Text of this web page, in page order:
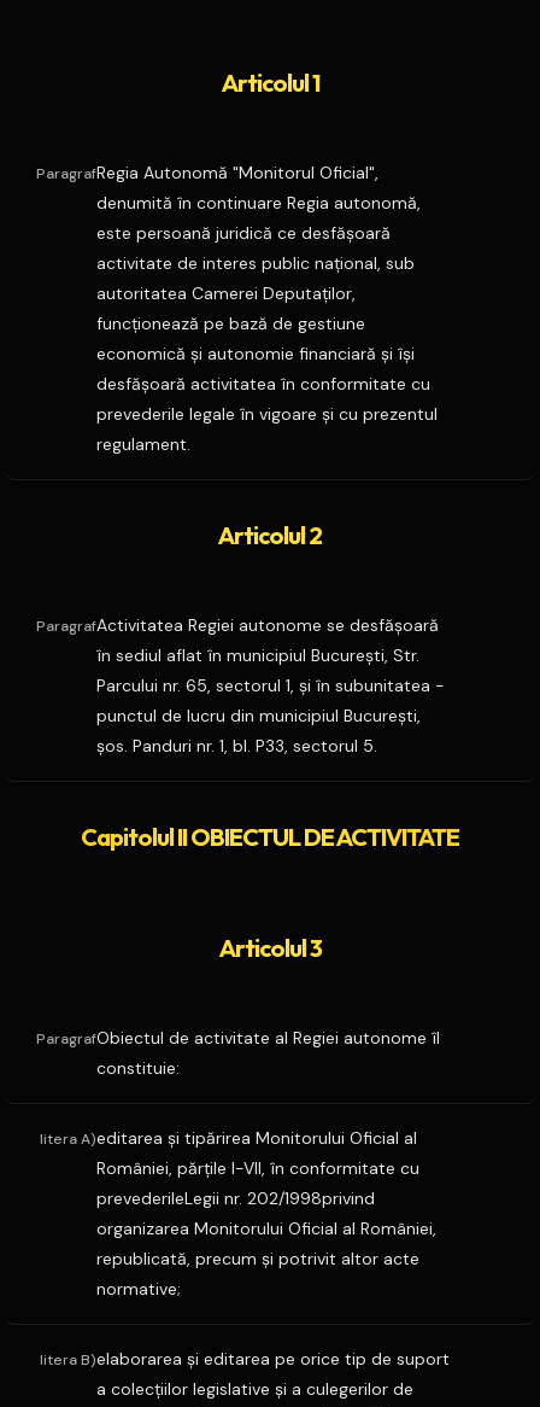
Articolul 1
ParagrafRegia Autonomă "Monitorul Oficial",
denumită în continuare Regia autonomă,
este persoană juridică ce desfăşoară
activitate de interes public naţional, sub
autoritatea Camerei Deputaţilor,
funcţionează pe bază de gestiune
economică şi autonomie financiară şi îşi
desfăşoară activitatea în conformitate cu
prevederile legale în vigoare şi cu prezentul
regulament.
Articolul 2
ParagrafActivitatea Regiei autonome se desfăşoară
în sediul aflat în municipiul Bucureşti, Str.
Parcului nr. 65, sectorul 1, şi în subunitatea -
punctul de lucru din municipiul Bucureşti,
şos. Panduri nr. 1, bl. P33, sectorul 5.
Capitolul II OBIECTUL DE ACTIVITATE
Articolul 3
ParagrafObiectul de activitate al Regiei autonome îl
constituie:
litera A)editarea şi tipărirea Monitorului Oficial al
României, părţile I-VII, în conformitate cu
prevederileLegii nr. 202/1998privind
organizarea Monitorului Oficial al României,
republicată, precum şi potrivit altor acte
normative;
litera B)elaborarea şi editarea pe orice tip de suport
a colecţiilor legislative şi a culegerilor de